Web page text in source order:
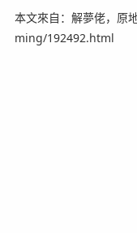
本文來自：解夢佬，
ming/192492.html